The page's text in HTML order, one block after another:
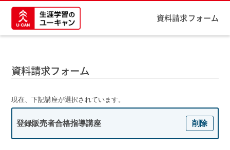
資料請求フォーム
資料請求フォーム
現在、下記講座が選択されています。
登録販売者合格指導講座 削除